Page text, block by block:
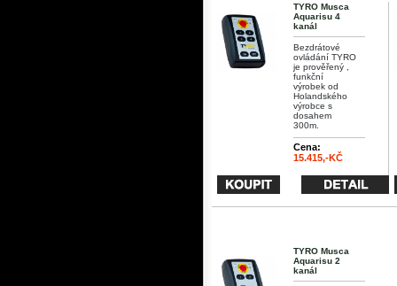
TYRO Musca
Aquarisu 4
kanál
Bezdrátové
ovládání TYRO
je prověřený ,
funkční
výrobek od
Holandského
výrobce s
dosahem
300m.
Cena:
15.415,-KČ
TYRO Musca
Aquarisu 2
kanál